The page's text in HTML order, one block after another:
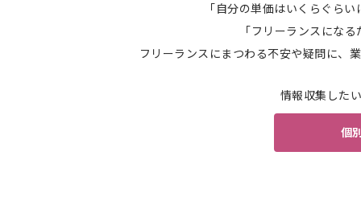
「自分の単価はいくらぐら
「フリーランスにな
フリーランスにまつわる不安や疑問に、
情報収集した
個